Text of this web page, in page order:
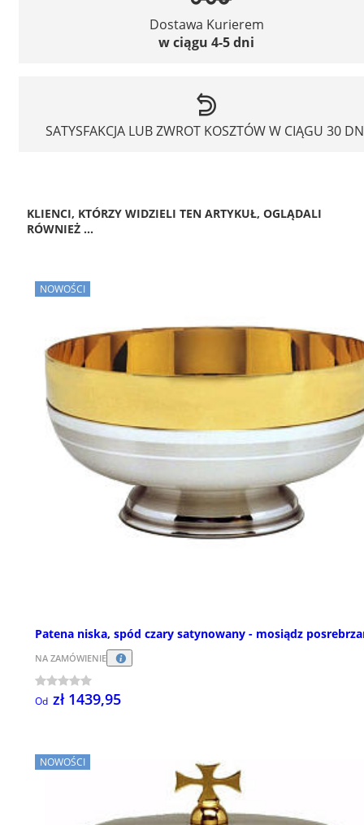
Dostawa Kurierem
w ciągu 4-5 dni
SATYSFAKCJA LUB ZWROT KOSZTÓW W CIĄGU 30
KLIENCI, KTÓRZY WIDZIELI TEN ARTYKUŁ, OGLĄDALI
RÓWNIEŻ ...
NOWOŚCI
Patena niska, spód czary satynowany - mosiądz
NA ZAMÓWIENIE
Od zł 1439,95
NOWOŚCI